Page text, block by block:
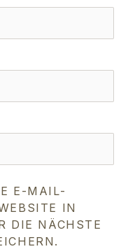
E-MAIL-
IN
DIE NÄCHSTE